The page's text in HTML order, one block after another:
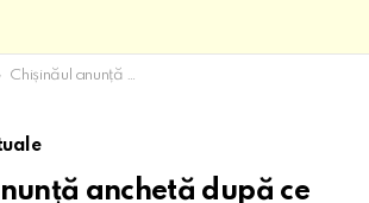
Chișinăul anunță anchetă după ce Ansamblul Joc a dansat cu Șor în Rusia
anchetă după ce